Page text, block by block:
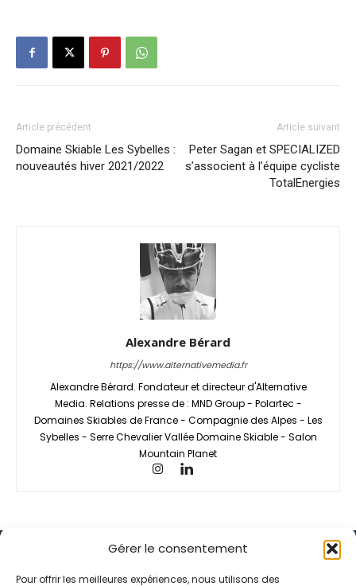
Gérer le consentement
Pour offrir les meilleures expériences, nous utilisons des
Article précédent
Domaine Skiable Les Sybelles :
nouveautés hiver 2021/2022
Article suivant
Peter Sagan et SPECIALIZED
s’associent à l’équipe cycliste
TotalEnergies
Alexandre Bérard
https://www.alternativemedia.fr
Alexandre Bérard. Fondateur et directeur d'Alternative
Media. Relations presse de : MND Group - Polartec -
Domaines Skiables de France - Compagnie des Alpes - Les
Sybelles - Serre Chevalier Vallée Domaine Skiable - Salon
Mountain Planet